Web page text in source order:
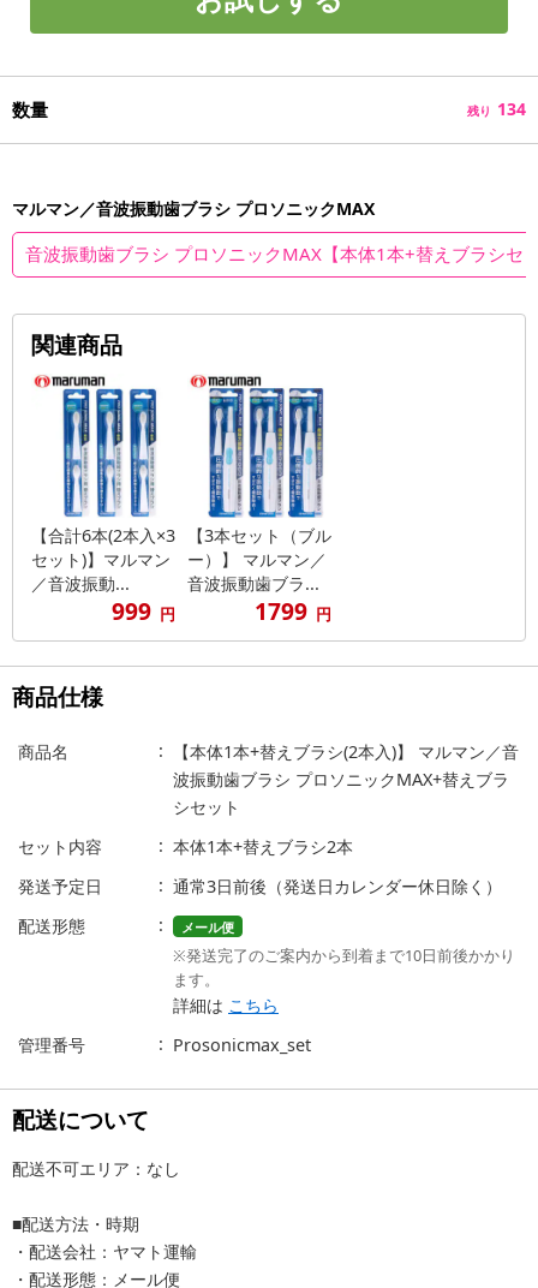
数量 残り 134
マルマン／音波振動歯ブラシ プロソニックMAX
音波振動歯ブラシ プロソニックMAX【本体1本+替えブラシセ
関連商品
【合計6本(2本入×3
セット)】マルマン
／音波振動...
999 円
【3本セット（ブル
ー）】 マルマン／
音波振動歯ブラ...
1799 円
商品仕様
商品名
【本体1本+替えブラシ(2本入)】 マルマン／音
波振動歯ブラシ プロソニックMAX+替えブラ
シセット
セット内容
本体1本+替えブラシ2本
発送予定日
通常3日前後（発送日カレンダー休日除く）
配送形態
メール便
※発送完了のご案内から到着まで10日前後かかり
ます。
詳細は こちら
管理番号
Prosonicmax_set
配送について
配送不可エリア：なし
■配送方法・時期
・配送会社：ヤマト運輸
・配送形態：メール便